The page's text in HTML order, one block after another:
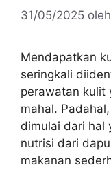
31/05/2025 oleh
Mendapatkan
seringkali
perawatan kulit
mahal.
dimulai dari hal
nutrisi dari
makanan